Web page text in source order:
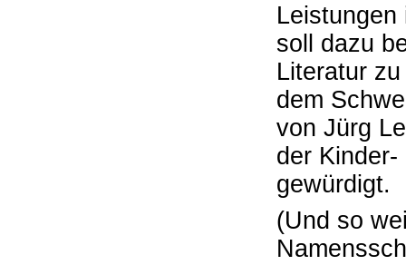
Leistungen
soll dazu
Literatur
dem
von Jürg
der
gewürdigt.
(Und so